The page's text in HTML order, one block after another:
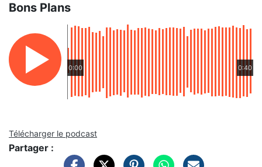
Bons Plans
0:00 0:40
Télécharger le podcast
Partager :